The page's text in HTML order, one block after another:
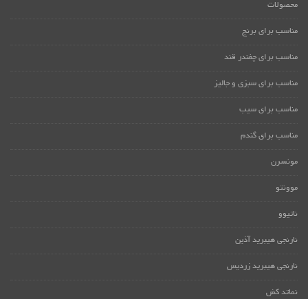
محصولات
مناسب برای برنج
مناسب برای چغندر قند
مناسب برای سبزی و جالیز
مناسب برای سیب
مناسب برای گندم
مونسرن
موونتو
ناتیوو
نارنجی هیبرید آذین
نارنجی هیبرید زردیس
نماتد کش